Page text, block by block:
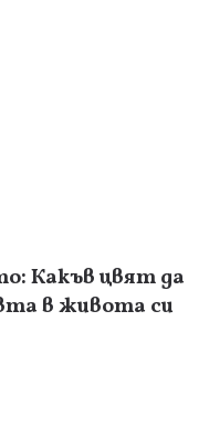
Какъв цвят да
в живота си